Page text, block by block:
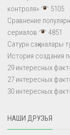
контроля»
5105
Сравнение
сериалов
4851
Сатурн сақиналары
История создания
29 интересных
27 интересных
30 интересных
НАШИ ДРУЗЬЯ